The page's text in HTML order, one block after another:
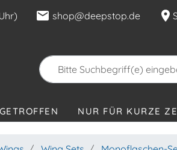
mail shop@deepstop.de location_on
NUR FÜR KURZE